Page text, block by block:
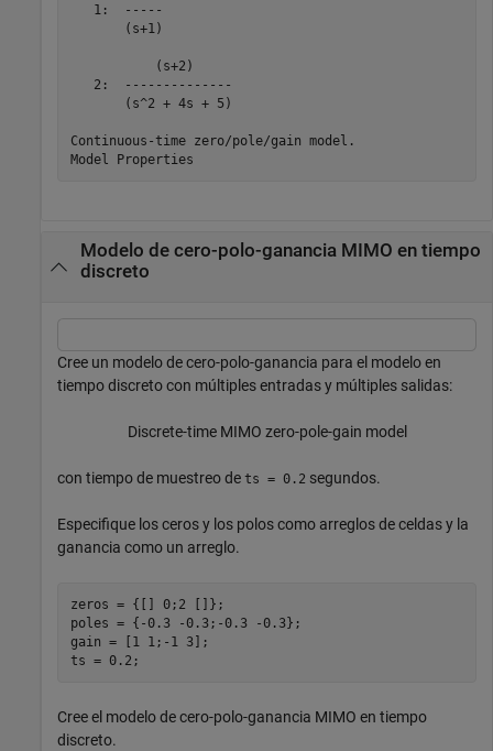
   1:  -----
       (s+1)
           (s+2)
   2:  --------------
       (s^2 + 4s + 5)
Continuous-time zero/pole/gain model.
Modelo de cero-polo-ganancia MIMO en tiempo
discreto
Cree un modelo de cero-polo-ganancia para el modelo en
tiempo discreto con múltiples entradas y múltiples salidas:
Discrete-time MIMO zero-pole-gain model
con tiempo de muestreo de ts = 0.2 segundos.
Especifique los ceros y los polos como arreglos de celdas y la
ganancia como un arreglo.
zeros = {[] 0;2 []};
poles = {-0.3 -0.3;-0.3 -0.3};
gain = [1 1;-1 3];
ts = 0.2;
Cree el modelo de cero-polo-ganancia MIMO en tiempo
discreto.